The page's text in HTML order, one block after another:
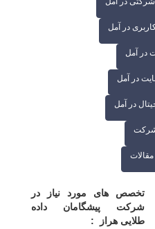
در آمل
در آمل
در آمل
در آمل
شرکت
مقالات
تخصص های مورد نیاز در
شرکت پیشگامان داده
طلایی هراز :